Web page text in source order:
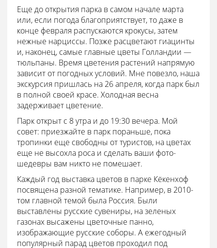
Еще до открытия парка в самом начале марта
или, если погода благоприятствует, то даже в
конце февраля распускаются крокусы, затем
нежные нарциссы. Позже расцветают гиацинты
и, наконец, самые главные цветы Голландии —
тюльпаны. Время цветения растений напрямую
зависит от погодных условий. Мне повезло, наша
экскурсия пришлась на 26 апреля, когда парк был
в полной своей красе. Холодная весна
задерживает цветение.
Парк открыт с 8 утра и до 19:30 вечера. Мой
совет: приезжайте в парк пораньше, пока
тропинки еще свободны от туристов, на цветах
еще не высохла роса и сделать ваши фото-
шедевры вам никто не помешает.
Каждый год выставка цветов в парке Кёкенхоф
посвящена разной тематике. Например, в 2010-
том главной темой была Россия. Были
выставлены русские сувениры, на зеленых
газонах высажены цветочные панно,
изображающие русские соборы. А ежегодный
популярный парад цветов проходил под